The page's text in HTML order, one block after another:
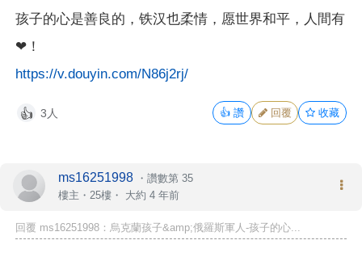
孩子的心是善良的，铁汉也柔情，愿世界和平，人間有
❤！
https://v.douyin.com/N86j2rj/
👍 3人 👍 讚 回覆 收藏
ms16251998 ・ 讚數第 35
樓主 ・25樓・ 大約 4 年前
回覆 ms16251998：烏克蘭孩子&amp;俄羅斯軍人-孩子的心...